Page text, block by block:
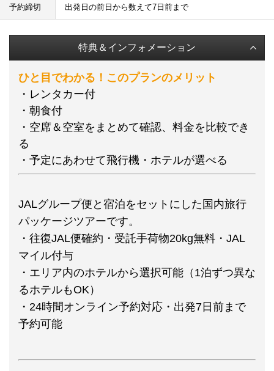
予約締切 出発日の前日から数えて7日前まで
特典＆インフォメーション
ひと目でわかる！このプランのメリット
・レンタカー付
・朝食付
・空席＆空室をまとめて確認、料金を比較でき
る
・予定にあわせて飛行機・ホテルが選べる
JALグループ便と宿泊をセットにした国内旅行
パッケージツアーです。
・往復JAL便確約・受託手荷物20kg無料・JAL
マイル付与
・エリア内のホテルから選択可能（1泊ずつ異な
るホテルもOK）
・24時間オンライン予約対応・出発7日前まで
予約可能